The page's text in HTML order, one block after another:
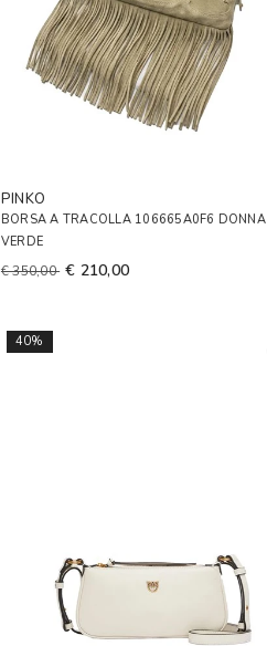
PINKO
BORSA A TRACOLLA 106665A0F6 DONNA
VERDE
€ 350,00 € 210,00
40%